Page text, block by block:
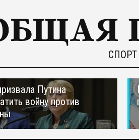
СПОРТ
Путина
войну против